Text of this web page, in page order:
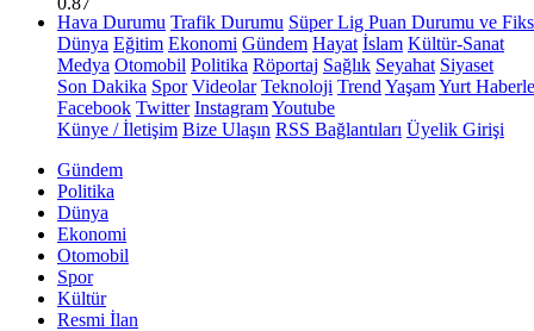
Hava Durumu Trafik Durumu Süper Lig Puan Durumu ve
Dünya Eğitim Ekonomi Gündem Hayat İslam Kültür-Sanat
Medya Otomobil Politika Röportaj Sağlık Seyahat Siyaset
Son Dakika Spor Videolar Teknoloji Trend YaşamYurt
Facebook Twitter InstagramYoutube
Künye / İletişim Bize Ulaşın RSS Bağlantıları Üyelik Girişi
Gündem
Politika
Dünya
Ekonomi
Otomobil
Spor
Kültür
Resmi İlan